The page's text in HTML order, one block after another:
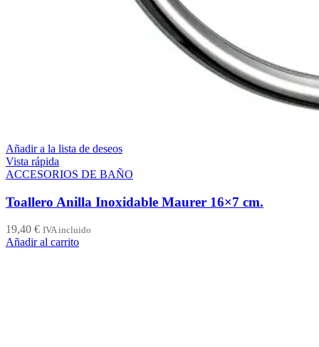
Añadir a la lista de deseos
Vista rápida
ACCESORIOS DE BAÑO
Toallero Anilla Inoxidable Maurer 16×7 cm.
19,40 € IVA incluido
Añadir al carrito